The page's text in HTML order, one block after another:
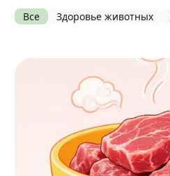
Все Здоровье животных